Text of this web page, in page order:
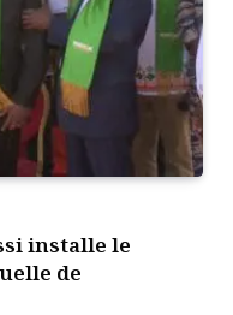
installe le
de